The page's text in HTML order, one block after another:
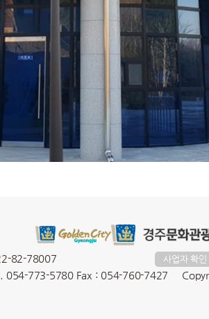
사업자 확인
82-78007
054-773-5780 Fax : 054-760-7427